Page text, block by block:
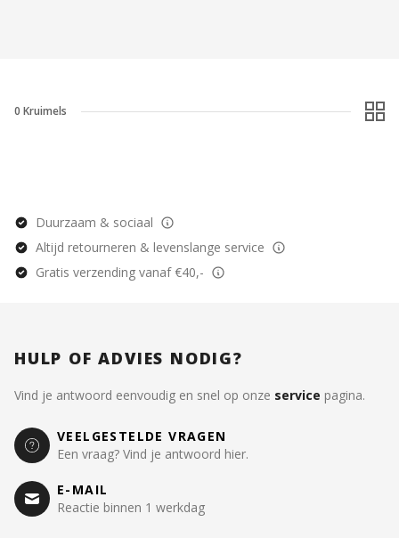
0 Kruimels
Duurzaam & sociaal
Altijd retourneren & levenslange service
Gratis verzending vanaf €40,-
HULP OF ADVIES NODIG?
Vind je antwoord eenvoudig en snel op onze service pagina.
VEELGESTELDE VRAGEN
Een vraag? Vind je antwoord hier.
E-MAIL
Reactie binnen 1 werkdag